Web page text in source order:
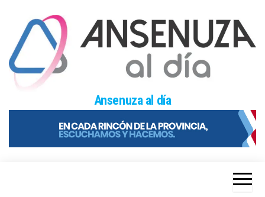
content
Ansenuza al día